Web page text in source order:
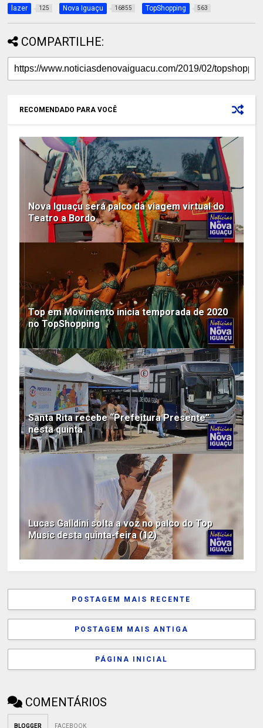
lazer 125 Nova Iguaçu 16855 TopShopping 563
COMPARTILHE:
RECOMENDADO PARA VOCÊ
Nova Iguaçu será palco da viagem virtual do
Teatro a Bordo
Top em Movimento inicia temporada de 2020
no TopShopping
Santa Rita recebe “Prefeitura Presente”
nesta quinta
Lucas Galldini solta a voz no palco do Top
Music desta quinta-feira (12)
POSTAGEM MAIS RECENTE
POSTAGEM MAIS ANTIGA
PÁGINA INICIAL
COMENTÁRIOS
BLOGGER FACEBOOK